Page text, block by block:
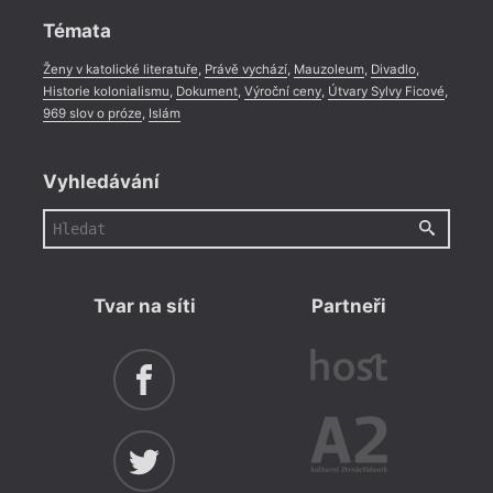
Témata
Ženy v katolické literatuře, Právě vychází, Mauzoleum, Divadlo,
Historie kolonialismu, Dokument, Výroční ceny, Útvary Sylvy Ficové,
969 slov o próze, Islám
Vyhledávání
Tvar na síti Partneři